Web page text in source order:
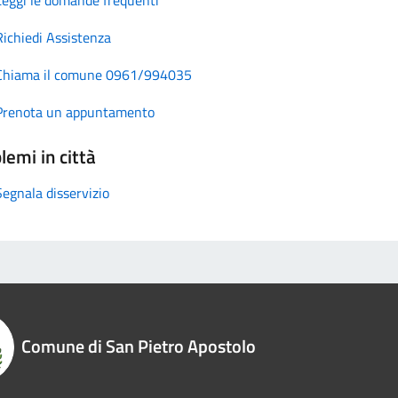
Assistenza
il comune 0961/994035
un appuntamento
in città
disservizio
Comune di San Pietro Apostolo